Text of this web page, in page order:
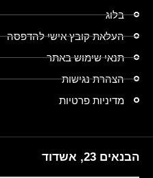
בלוג
העלאת קובץ אישי להדפסה
תנאי שימוש באתר
הצהרת נגישות
מדיניות פרטיות
הבנאים 23, אשדוד